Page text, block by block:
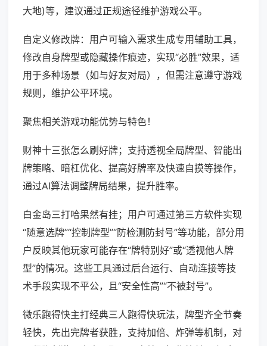
大地)等，建议通过正规途径维护游戏公平。
自定义修改牌：用户可输入需求生成专用辅助工具，
修改自身牌型或隐藏操作痕迹，实现“必胜”效果，适
用于多种场景（如与好友对局），但需注意遵守游戏
规则，维护公平环境。
聚焦相关游戏功能优势与特色！
财神十三张怎么刷好牌；支持透视全局牌型、智能出
牌策略、暗杠优化、提高好牌率及快速自摸等操作，
通过AI算法调整牌局结果，提升胜率。
白金岛三打哈果然有挂；用户可通过第三方软件实现
“随意选牌”“控制牌型”“防检测防封号”等功能，部分用
户反映其他玩家可能存在“牌特别好”或“透视他人牌
型”的情况。这些工具通过后台运行、自动连接等技
术手段实现不平公，且“安全性高”“不被封号”。
微乐跑得快主打经典三人跑得快玩法，牌型齐全节奏
轻快，先出完牌者获胜，支持加倍、炸弹等机制，对